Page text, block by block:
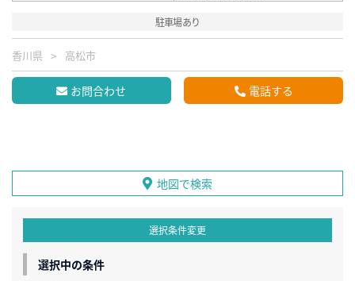
駐車場あり
香川県 高松市
お問合わせ 電話する
地図で検索
選択条件変更
選択中の条件